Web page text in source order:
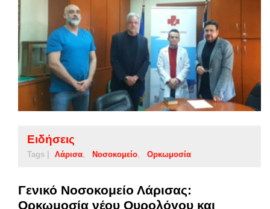
Ειδήσεις
Tags | Λάρισα Νοσοκομείο Ορκωμοσία
Γενικό Νοσοκομείο Λάρισας:
Ορκωμοσία νέου Ουρολόγου και